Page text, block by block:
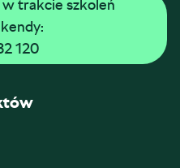
trakcie szkoleń
120